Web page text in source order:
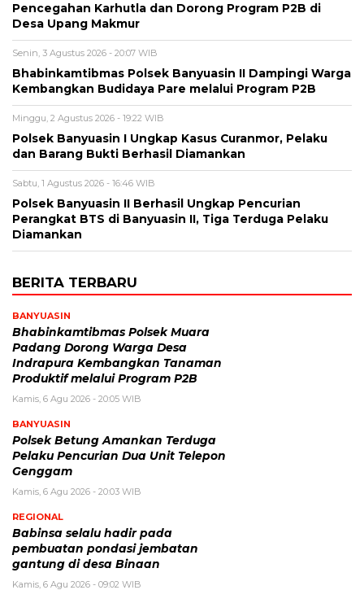
Pencegahan Karhutla dan Dorong Program P2B di
Desa Upang Makmur
Senin, 3 Agustus 2026 - 20:07 WIB
Bhabinkamtibmas Polsek Banyuasin II Dampingi Warga
Kembangkan Budidaya Pare melalui Program P2B
Minggu, 2 Agustus 2026 - 19:22 WIB
Polsek Banyuasin I Ungkap Kasus Curanmor, Pelaku
dan Barang Bukti Berhasil Diamankan
Sabtu, 1 Agustus 2026 - 16:46 WIB
Polsek Banyuasin II Berhasil Ungkap Pencurian
Perangkat BTS di Banyuasin II, Tiga Terduga Pelaku
Diamankan
BERITA TERBARU
BANYUASIN
Bhabinkamtibmas Polsek Muara
Padang Dorong Warga Desa
Indrapura Kembangkan Tanaman
Produktif melalui Program P2B
Kamis, 6 Agu 2026 - 20:05 WIB
BANYUASIN
Polsek Betung Amankan Terduga
Pelaku Pencurian Dua Unit Telepon
Genggam
Kamis, 6 Agu 2026 - 20:03 WIB
REGIONAL
Babinsa selalu hadir pada
pembuatan pondasi jembatan
gantung di desa Binaan
Kamis, 6 Agu 2026 - 09:02 WIB